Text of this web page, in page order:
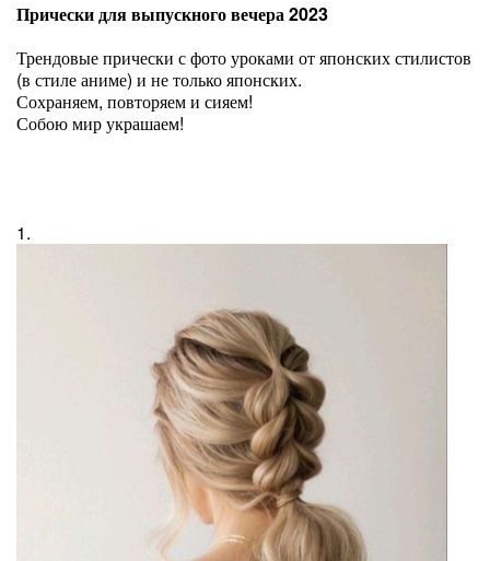
Прически для выпускного вечера 2023
Трендовые прически с фото уроками от японских стилистов
(в стиле аниме) и не только японских.
Сохраняем, повторяем и сияем!
Собою мир украшаем!
1.